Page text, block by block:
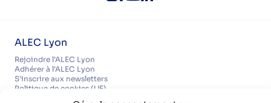
ALEC Lyon
Rejoindre l’ALEC Lyon
Adhérer à l’ALEC Lyon
S’inscrire aux newsletters
Politique de cookies (UE)